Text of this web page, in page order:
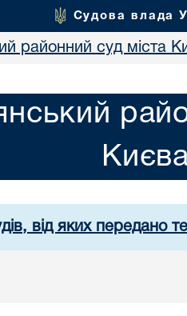
Судова влада
районний суд міста
від яких передано